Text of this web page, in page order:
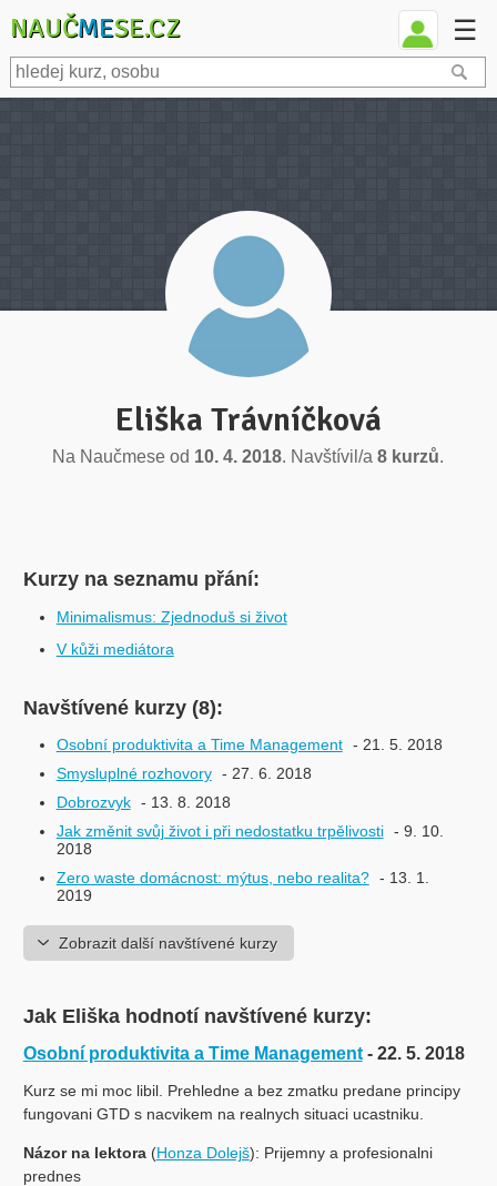
NAUČMESE.CZ ☰
Eliška Trávníčková
Na Naučmese od 10. 4. 2018. Navštívil/a8 kurzů.
Kurzy na seznamu přání:
Minimalismus: Zjednoduš si život
V kůži mediátora
Navštívené kurzy (8):
Osobní produktivita a Time Management - 21. 5. 2018
Smysluplné rozhovory - 27. 6. 2018
Dobrozvyk - 13. 8. 2018
Jak změnit svůj život i při nedostatku trpělivosti - 9. 10.
2018
Zero waste domácnost: mýtus, nebo realita? - 13. 1.
2019
Zobrazit další navštívené kurzy
Jak Eliška hodnotí navštívené kurzy:
Osobní produktivita a Time Management - 22. 5. 2018
Kurz se mi moc libil. Prehledne a bez zmatku predane principy
fungovani GTD s nacvikem na realnych situaci ucastniku.
Názor na lektora(Honza Dolejš): Prijemny a profesionalni
prednes